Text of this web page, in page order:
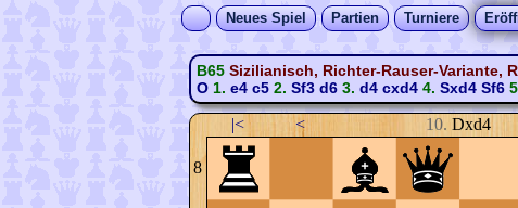
Neues Spiel Partien Turniere
B65 Sizilianisch, Richter-Rauser-Variante,
O1. e4 c52. Sf3 d63. d4 cxd44. Sxd4 Sf6
|< < 10. Dxd4
8